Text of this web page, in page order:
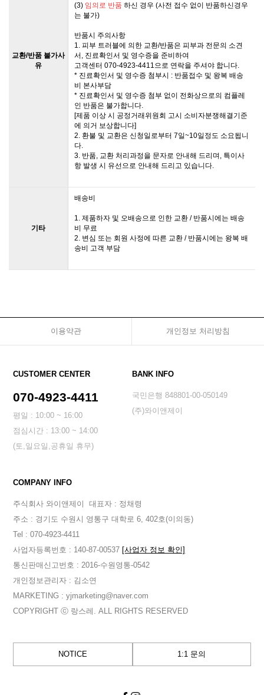
교환/반품 불가사
유
(3) 임의로 반품 하신 경우 (사전 접수 없이 반품하신경우
는 불가)
반품시 주의사항
1. 피부 트러블에 의한 교환/반품은 피부과 전문의 소견
서, 진료확인서 및 영수증을 준비하여
고객센터 070-4923-4411으로 연락을 주셔야 합니다.
* 진료확인서 및 영수증 첨부시 : 반품접수 및 왕복 배송
비 본사부담
* 진료확인서 및 영수증 첨부 없이 전화상으로의 컴플레
인 반품은 불가합니다.
[제품 이상 시 공정거래위원회 고시 소비자분쟁해결기준
에 의거 보상합니다]
2. 환불 및 교환은 신청일로부터 7일~10일정도 소요됩니
다.
3. 반품, 교환 처리과정을 문자로 안내해 드리며, 특이사
항 발생 시 유선으로 안내해 드리고 있습니다.
기타
배송비
1. 제품하자 및 오배송으로 인한 교환 / 반품시에는 배송
비 무료
2. 변심 또는 회원 사정에 따른 교환 / 반품시에는 왕복 배
송비 고객 부담
이용약관 개인정보 처리방침
CUSTOMER CENTER
070-4923-4411
평일 : 10:00 ~ 16:00
점심시간 : 13:00 ~ 14:00
(토,일요일,공휴일 휴무)
BANK INFO
국민은행 848801-00-050149
(주)와이앤제이
COMPANY INFO
주식회사 와이앤제이
대표자 : 정채령
주소 : 경기도 수원시 영통구 대학로 6, 402호(이의동)
Tel : 070-4923-4411
사업자등록번호 : 140-87-00537 [사업자 정보 확인]
통신판매신고번호 : 2016-수원영통-0542
개인정보관리자 : 김소연
MARKETING : yjmarketing@naver.com
COPYRIGHT ⓒ 랑스레. ALL RIGHTS RESERVED
NOTICE 1:1 문의